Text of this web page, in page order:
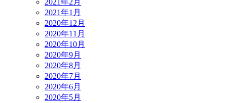
2021年2月
2021年1月
2020年12月
2020年11月
2020年10月
2020年9月
2020年8月
2020年7月
2020年6月
2020年5月